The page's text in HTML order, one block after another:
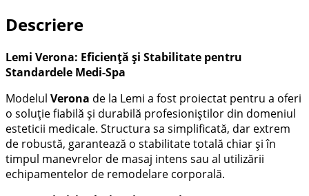
Descriere
Lemi Verona: Eficiență și Stabilitate pentru
Standardele Medi-Spa
Modelul Verona de la Lemi a fost proiectat pentru a oferi
o soluție fiabilă și durabilă profesioniștilor din domeniul
esteticii medicale. Structura sa simplificată, dar extrem
de robustă, garantează o stabilitate totală chiar și în
timpul manevrelor de masaj intens sau al utilizării
echipamentelor de remodelare corporală.